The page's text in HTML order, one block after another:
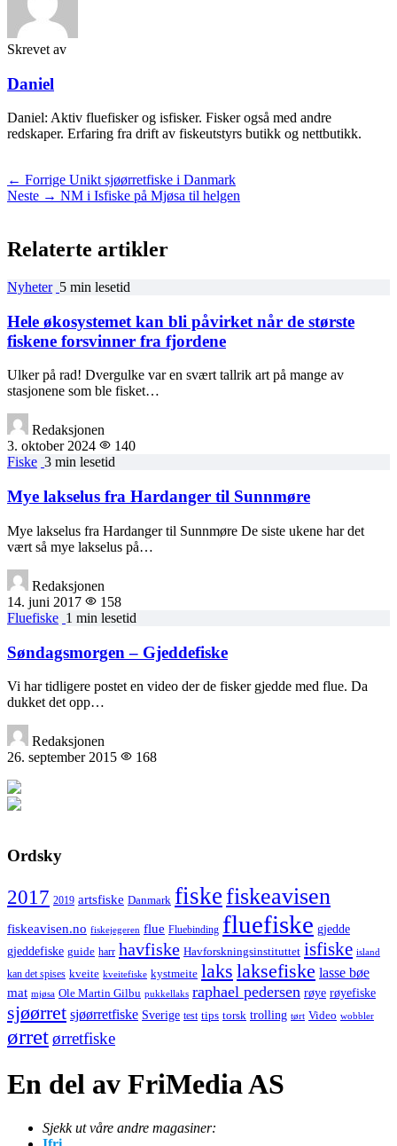
Skrevet av
Daniel
Daniel: Aktiv fluefisker og isfisker. Fisker også med andre
redskaper. Erfaring fra drift av fiskeutstyrs butikk og nettbutikk.
← Forrige Unikt sjøørretfiske i Danmark
Neste → NM i Isfiske på Mjøsa til helgen
Relaterte artikler
Nyheter 5 min lesetid
Hele økosystemet kan bli påvirket når de største
fiskene forsvinner fra fjordene
Ulker på rad! Dvergulke var en svært tallrik art på mange av
stasjonene som ble fisket…
Redaksjonen
3. oktober 2024
140
Fiske 3 min lesetid
Mye lakselus fra Hardanger til Sunnmøre
Mye lakselus fra Hardanger til Sunnmøre De siste ukene har det
vært så mye lakselus på…
Redaksjonen
14. juni 2017
158
Fluefiske 1 min lesetid
Søndagsmorgen – Gjeddefiske
Vi har tidligere postet en video der de fisker gjedde med flue. Da
dukket det opp…
Redaksjonen
26. september 2015
168
Ordsky
2017 2019 artsfiske Danmark fiskefiskeavisen
fiskeavisen.no fiskejegeren flue Fluebinding fluefiske gjedde
gjeddefiske guide harr havfiske Havforskningsinstituttet isfiske island
kan det spises kveite kveitefiske kystmeite laks laksefiske lasse bøe
mat mjøsa Ole Martin Gilbu pukkellaks raphael pedersen røye røyefiske
sjøørret sjøørretfiske Sverige test tips torsk trolling tørt Video wobbler
ørretørretfiske
En del av FriMedia AS
Sjekk ut våre andre magasiner: